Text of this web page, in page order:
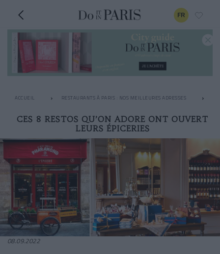
FR
ACCUEIL RESTAURANTS À PARIS : NOS MEILLEURES ADRESSES
CES 8 RESTOS QU’ON ADORE ONT OUVERT
LEURS ÉPICERIES
08.09.2022